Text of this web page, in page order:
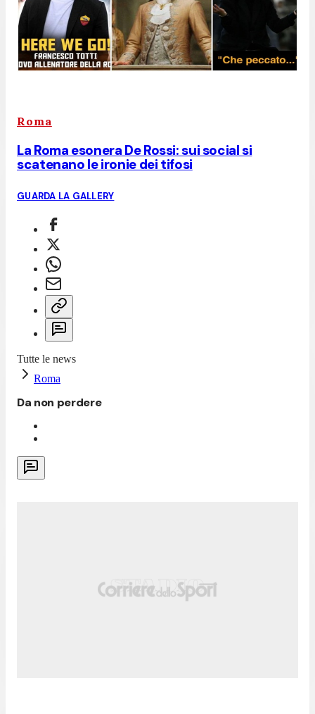
Roma
La Roma esonera De Rossi: sui social si
scatenano le ironie dei tifosi
GUARDA LA GALLERY
Tutte le news
Roma
Da non perdere